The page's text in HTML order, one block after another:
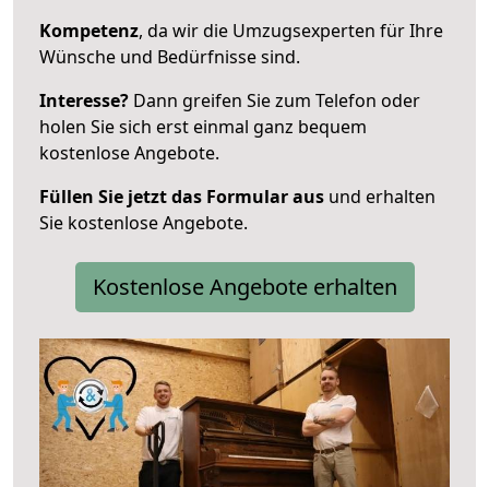
Kompetenz, da wir die Umzugsexperten für Ihre
Wünsche und Bedürfnisse sind.
Interesse? Dann greifen Sie zum Telefon oder
holen Sie sich erst einmal ganz bequem
kostenlose Angebote.
Füllen Sie jetzt das Formular aus und erhalten
Sie kostenlose Angebote.
Kostenlose Angebote erhalten